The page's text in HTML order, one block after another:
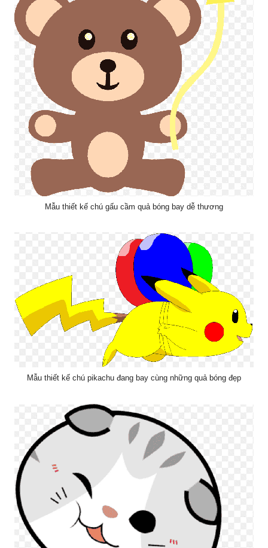
Mẫu thiết kế chú gấu cầm quả bóng bay dễ thương
Mẫu thiết kế chú pikachu đang bay cùng những quả bóng đẹp